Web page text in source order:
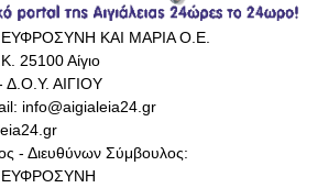
ΚΑΙ ΜΑΡΙΑ Ο.Ε.
25100 Αίγιο
ΑΙΓΙΟΥ
info@aigialeia24.gr
- Διευθύνων Σύμβουλος: